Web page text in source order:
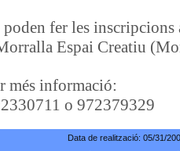
poden fer les inscripcions
Espai Creatiu
més informació:
o 972379329
Data de realització: 05/31/